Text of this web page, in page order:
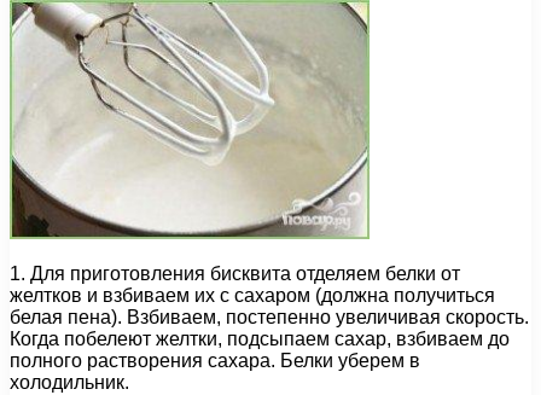
1. Для приготовления бисквита отделяем белки от
желтков и взбиваем их с сахаром (должна получиться
белая пена). Взбиваем, постепенно увеличивая скорость.
Когда побелеют желтки, подсыпаем сахар, взбиваем до
полного растворения сахара. Белки уберем в
холодильник.